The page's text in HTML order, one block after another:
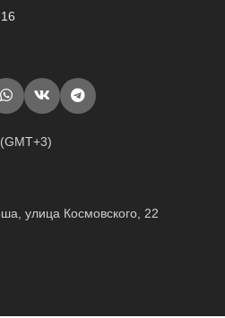
улица Космовского, 22